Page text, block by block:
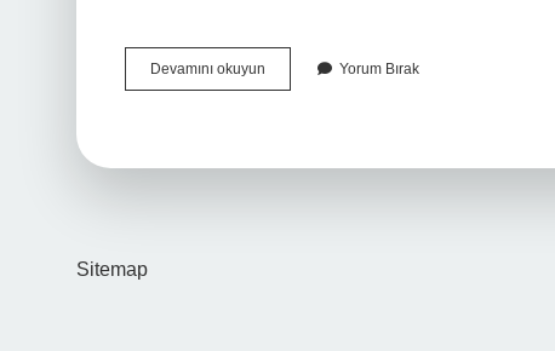
Devamını okuyun
Insanlara
Yorum Bırak
Sitemap